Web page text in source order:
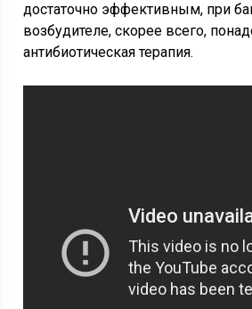
достаточно эффективным, при
возбудителе, скорее всего,
антибиотическая терапия.